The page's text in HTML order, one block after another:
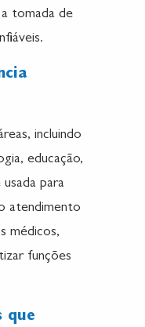
tomada de
incluindo
educação,
para
atendimento
médicos,
funções
que